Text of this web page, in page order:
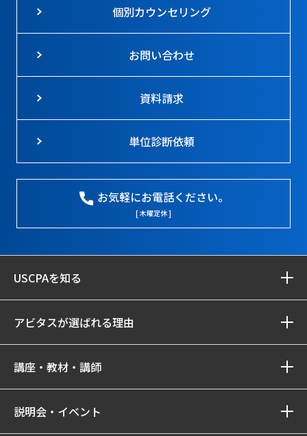
個別カウンセリング
お問い合わせ
資料請求
単位診断依頼
お気軽にお電話ください。
[ 木曜定休 ]
USCPAを知る
アビタスが選ばれる理由
講座・教材・講師
説明会・イベント